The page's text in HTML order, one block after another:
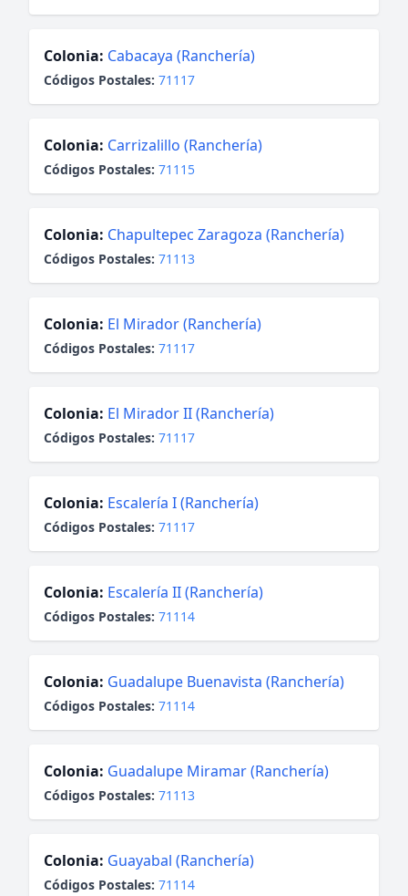
Colonia: Cabacaya (Ranchería)
Códigos Postales: 71117
Colonia: Carrizalillo (Ranchería)
Códigos Postales: 71115
Colonia: Chapultepec Zaragoza (Ranchería)
Códigos Postales: 71113
Colonia: El Mirador (Ranchería)
Códigos Postales: 71117
Colonia: El Mirador II (Ranchería)
Códigos Postales: 71117
Colonia: Escalería I (Ranchería)
Códigos Postales: 71117
Colonia: Escalería II (Ranchería)
Códigos Postales: 71114
Colonia: Guadalupe Buenavista (Ranchería)
Códigos Postales: 71114
Colonia: Guadalupe Miramar (Ranchería)
Códigos Postales: 71113
Colonia: Guayabal (Ranchería)
Códigos Postales: 71114